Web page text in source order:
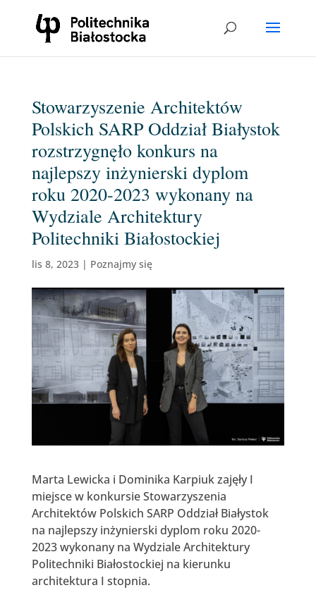
Stowarzyszenie Architektów
Polskich SARP Oddział Białystok
rozstrzygnęło konkurs na
najlepszy inżynierski dyplom
roku 2020-2023 wykonany na
Wydziale Architektury
Politechniki Białostockiej
lis 8, 2023| Poznajmy się
Marta Lewicka i Dominika Karpiuk zajęły I
miejsce w konkursie Stowarzyszenia
Architektów Polskich SARP Oddział Białystok
na najlepszy inżynierski dyplom roku 2020-
2023 wykonany na Wydziale Architektury
Politechniki Białostockiej na kierunku
architektura I stopnia.